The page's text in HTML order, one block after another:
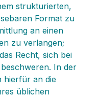
strukturierten,
Format zu
an einen
zu verlangen;
Recht, sich bei
In der
hierfür an die
üblichen